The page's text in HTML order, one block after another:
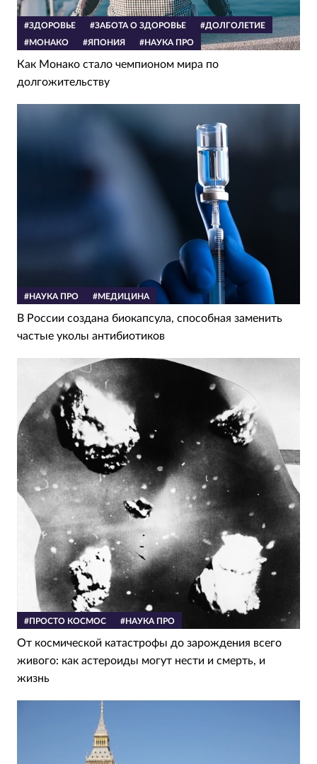
#ЗДОРОВЬЕ #ЗАБОТА О ЗДОРОВЬЕ
#ДОЛГОЛЕТИЕ
#МОНАКО
#ЯПОНИЯ #НАУКА ПРО
Как Монако стало чемпионом мира по
долгожительству
#НАУКА ПРО #МЕДИЦИНА
В России создана биокапсула, способная заменить
частые уколы антибиотиков
#ПРОСТО КОСМОС #НАУКА ПРО
От космической катастрофы до зарождения всего
живого: как астероиды могут нести и смерть, и
жизнь